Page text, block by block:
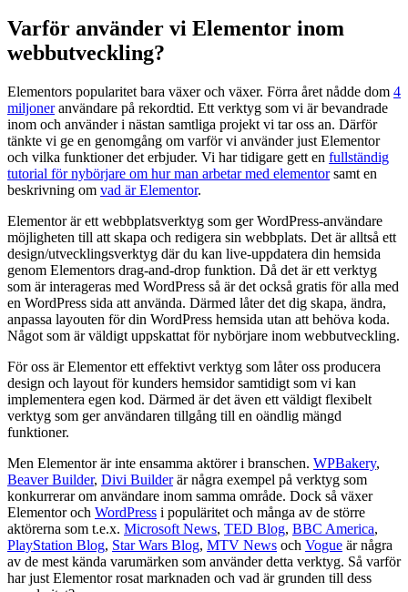
Varför använder vi Elementor inom
webbutveckling?
Elementors popularitet bara växer och växer. Förra året nådde dom 4
miljoneranvändare på rekordtid. Ett verktyg som vi är bevandrade
inom och använder i nästan samtliga projekt vi tar oss an. Därför
tänkte vi ge en genomgång om varför vi använder just Elementor
och vilka funktioner det erbjuder. Vi har tidigare gett en fullständig
tutorial för nybörjare om hur man arbetar med elementorsamt en
beskrivning om vad är Elementor.
Elementor är ett webbplatsverktyg som ger WordPress-användare
möjligheten till att skapa och redigera sin webbplats. Det är alltså ett
design/utvecklingsverktyg där du kan live-uppdatera din hemsida
genom Elementors drag-and-drop funktion. Då det är ett verktyg
som är interageras med WordPress så är det också gratis för alla med
en WordPress sida att använda. Därmed låter det dig skapa, ändra,
anpassa layouten för din WordPress hemsida utan att behöva koda.
Något som är väldigt uppskattat för nybörjare inom webbutveckling.
För oss är Elementor ett effektivt verktyg som låter oss producera
design och layout för kunders hemsidor samtidigt som vi kan
implementera egen kod. Därmed är det även ett väldigt flexibelt
verktyg som ger användaren tillgång till en oändlig mängd
funktioner.
Men Elementor är inte ensamma aktörer i branschen. WPBakery,
Beaver Builder, Divi Builderär några exempel på verktyg som
konkurrerar om användare inom samma område. Dock så växer
Elementor och WordPress i populäritet och många av de större
aktörerna som t.e.x. Microsoft News, TED Blog, BBC America,
PlayStation Blog, Star Wars Blog, MTV News och Vogue är några
av de mest kända varumärken som använder detta verktyg. Så varför
har just Elementor rosat marknaden och vad är grunden till dess